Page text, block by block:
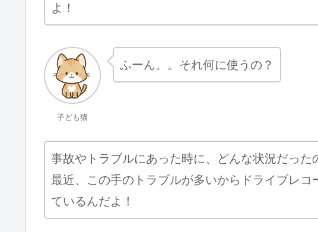
よ！
子ども猫
ふーん。。それ何に使うの？
事故やトラブルにあった時に、どんな状況だった
最近、この手のトラブルが多いからドライブレコ
ているんだよ！